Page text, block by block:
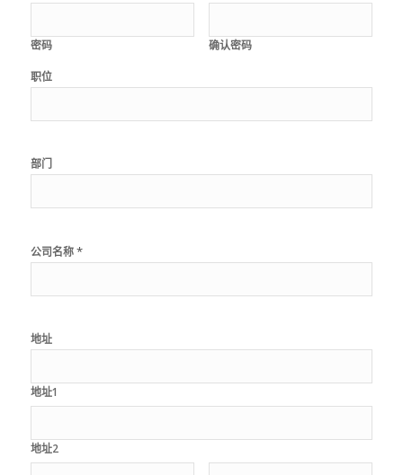
密码 确认密码
职位
部门
公司名称*
地址
地址1
地址2